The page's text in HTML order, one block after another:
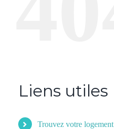
Liens utiles
Trouvez votre logement